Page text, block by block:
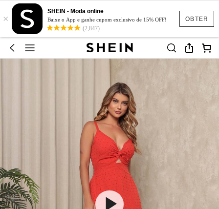
OBTER
×
SHEIN - Moda online
Baixe o App e ganhe cupom exclusivo de 15% OFF!
(2,847)